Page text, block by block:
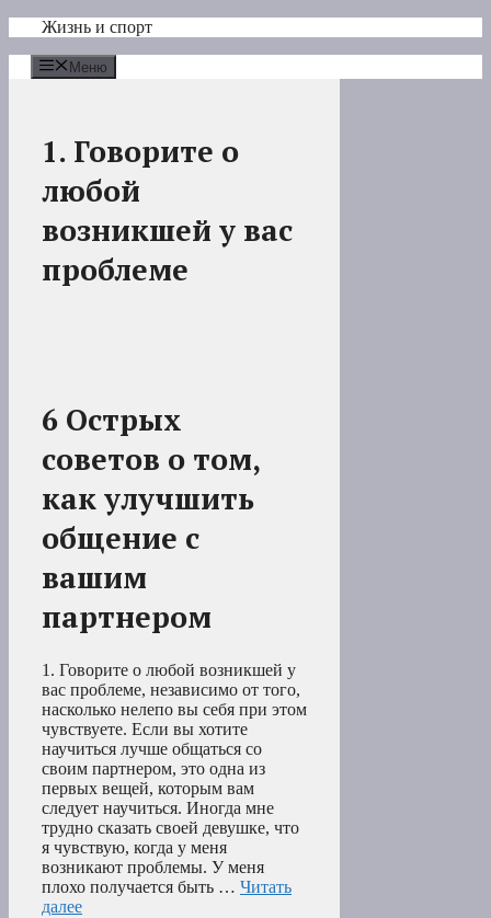
Перейти
содержимому
Жизнь и спорт
Меню
1. Говорите о
любой
возникшей у вас
проблеме
6 Острых
советов о том,
как улучшить
общение с
вашим
партнером
1. Говорите о любой возникшей у
вас проблеме, независимо от того,
насколько нелепо вы себя при этом
чувствуете. Если вы хотите
научиться лучше общаться со
своим партнером, это одна из
первых вещей, которым вам
следует научиться. Иногда мне
трудно сказать своей девушке, что
я чувствую, когда у меня
возникают проблемы. У меня
плохо получается быть … Читать
далее